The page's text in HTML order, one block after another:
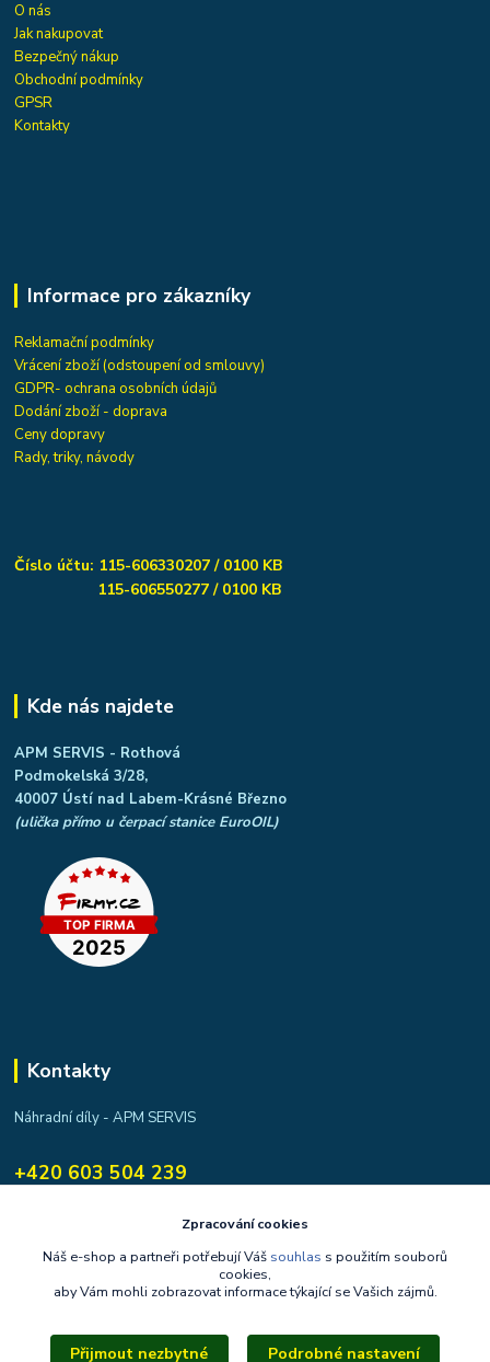
O nás
Jak nakupovat
Bezpečný nákup
Obchodní podmínky
GPSR
Kontakty
Informace pro zákazníky
Reklamační podmínky
Vrácení zboží (odstoupení od smlouvy)
GDPR- ochrana osobních údajů
Dodání zboží - doprava
Ceny dopravy
Rady, triky, návody
Číslo účtu: 115-606330207 / 0100 KB
115-606550277 / 0100 KB
Kde nás najdete
APM SERVIS - Rothová
Podmokelská 3/28,
40007 Ústí nad Labem-Krásné Březno
(ulička přímo u čerpací stanice EuroOIL)
Kontakty
Náhradní díly - APM SERVIS
+420 603 504 239
apmservis@apmservis.czZpracování cookies
Náš e-shop a partneři potřebují Váš souhlas s použitím souborů
cookies,
aby Vám mohli zobrazovat informace týkající se Vašich zájmů.
Přijmout nezbytné Podrobné nastavení